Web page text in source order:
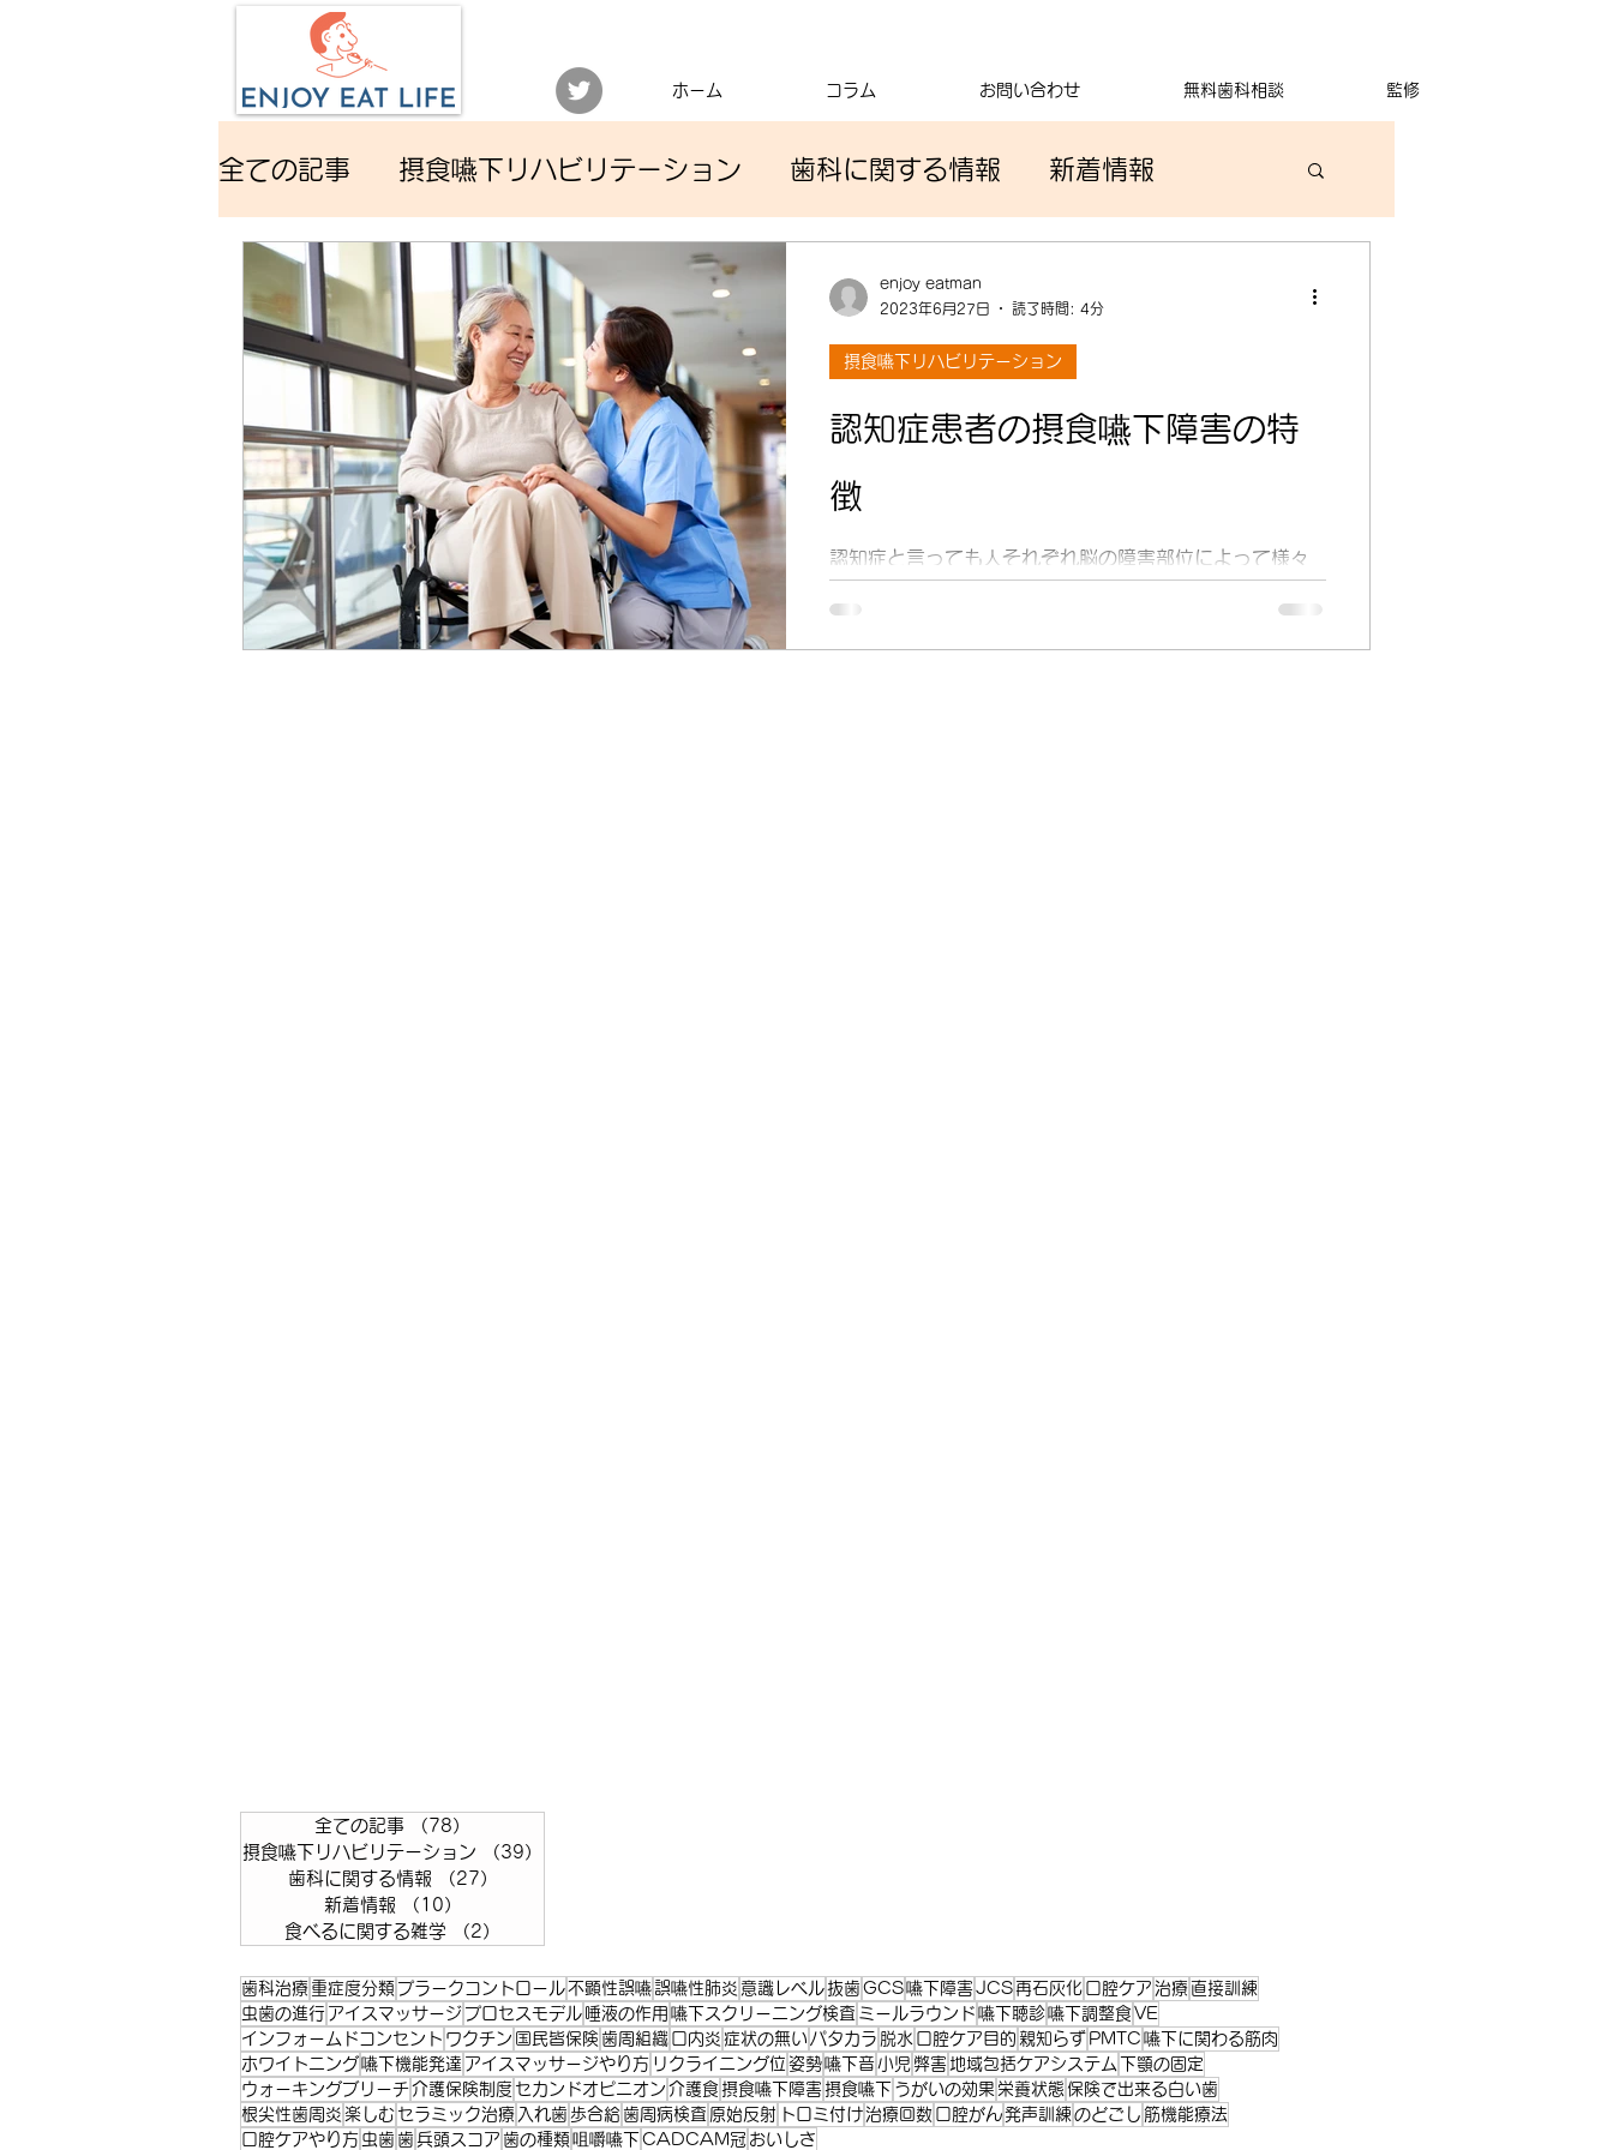
ホーム コラム お問い合わせ 無料歯科相談 監修
全ての記事 摂食嚥下リハビリテーション 歯科に関する情報 新着情報
食べるに関する雑学
認知症患者の摂食嚥下障害の特
徴
認知症と言っても人それぞれ脳の障害部位によって様々
な行動の変化、症状があります。 食べ物を認知する先行
期において認知症や失認、失行といった高次脳機能障害
摂食嚥下リハビリテーション
enjoy eatman
2023年6月27日
読了時間: 4分
全ての記事 （78）
摂食嚥下リハビリテーション
（39）
歯科に関する情報
（27）
新着情報
（10）
食べるに関する雑学
（2）
歯科治療 重症度分類 プラークコントロール不顕性誤嚥誤嚥性肺炎 意識レベル抜歯 GCS 嚥下障害JCS再石灰化 口腔ケア 治療 直接訓練
虫歯の進行 アイスマッサージ プロセスモデル 唾液の作用 嚥下スクリーニング検査 ミールラウンド 嚥下聴診 嚥下調整食 VE
インフォームドコンセント ワクチン 国民皆保険 歯周組織 口内炎 症状の無い パタカラ 脱水 口腔ケア目的 親知らず PMTC 嚥下に関わる筋肉
ホワイトニング 嚥下機能発達 アイスマッサージやり方 リクライニング位 姿勢 嚥下音 小児弊害 地域包括ケアシステム
下顎の固定
ウォーキングブリーチ介護保険制度 セカンドオピニオン 介護食 摂食嚥下障害摂食嚥下 うがいの効果 栄養状態 保険で出来る白い歯
根尖性歯周炎 楽しむ セラミック治療 入れ歯 歩合給 歯周病検査 原始反射 トロミ付け治療回数 口腔がん発声訓練 のどごし 筋機能療法
口腔ケアやり方 虫歯 歯 兵頭スコア 歯の種類 咀嚼嚥下 CADCAM冠 おいしさ